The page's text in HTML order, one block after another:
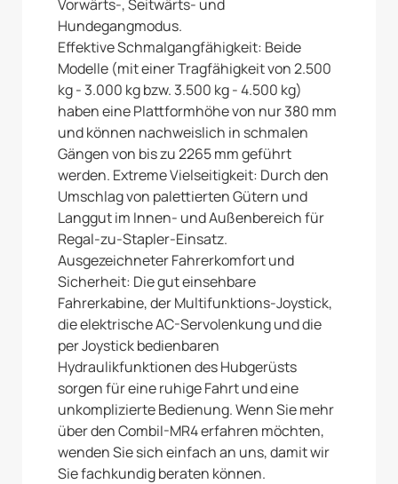
Vorwärts-, Seitwärts- und
Hundegangmodus.
Effektive Schmalgangfähigkeit: Beide
Modelle (mit einer Tragfähigkeit von 2.500
kg - 3.000 kg bzw. 3.500 kg - 4.500 kg)
haben eine Plattformhöhe von nur 380 mm
und können nachweislich in schmalen
Gängen von bis zu 2265 mm geführt
werden. Extreme Vielseitigkeit: Durch den
Umschlag von palettierten Gütern und
Langgut im Innen- und Außenbereich für
Regal-zu-Stapler-Einsatz.
Ausgezeichneter Fahrerkomfort und
Sicherheit: Die gut einsehbare
Fahrerkabine, der Multifunktions-Joystick,
die elektrische AC-Servolenkung und die
per Joystick bedienbaren
Hydraulikfunktionen des Hubgerüsts
sorgen für eine ruhige Fahrt und eine
unkomplizierte Bedienung. Wenn Sie mehr
über den CombiI-MR4 erfahren möchten,
wenden Sie sich einfach an uns, damit wir
Sie fachkundig beraten können.